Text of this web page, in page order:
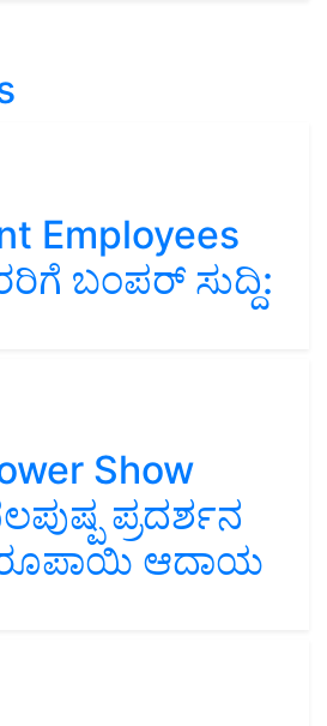
Employees
ಬಂಪರ್‌ ಸುದ್ದಿ:
Show
ಪ್ರದರ್ಶನ
ರೂಪಾಯಿ ಆದಾಯ